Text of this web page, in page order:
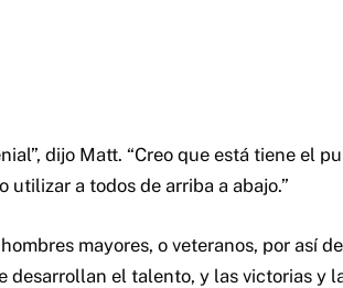
dijo Matt. “Creo que está tiene el
utilizar a todos de arriba a abajo.”
mayores, o veteranos, por así
desarrollan el talento, y las victorias y